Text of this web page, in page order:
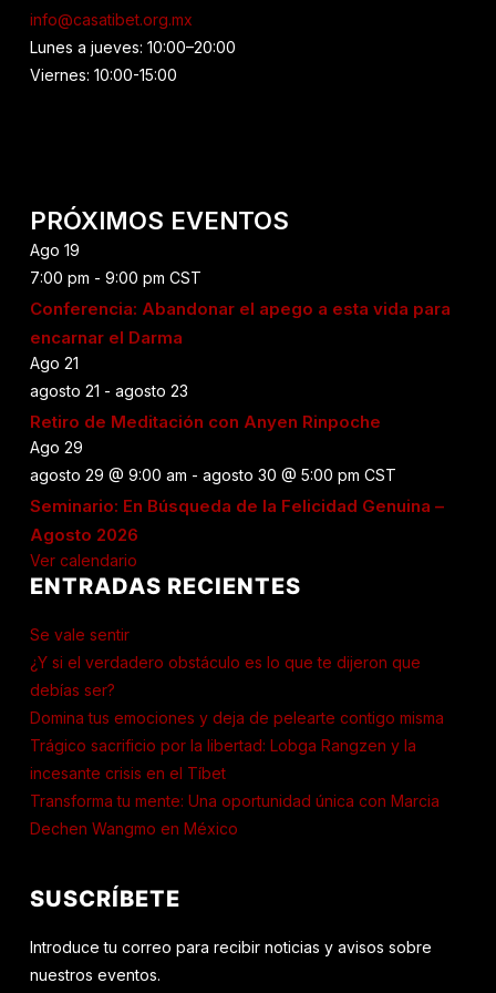
info@casatibet.org.mx
Lunes a jueves: 10:00–20:00
Viernes: 10:00-15:00
PRÓXIMOS EVENTOS
Ago 19
7:00 pm - 9:00 pm CST
Conferencia: Abandonar el apego a esta vida para
encarnar el Darma
Ago 21
agosto 21 - agosto 23
Retiro de Meditación con Anyen Rinpoche
Ago 29
agosto 29 @ 9:00 am - agosto 30 @ 5:00 pm CST
Seminario: En Búsqueda de la Felicidad Genuina –
Agosto 2026
Ver calendario
ENTRADAS RECIENTES
Se vale sentir
¿Y si el verdadero obstáculo es lo que te dijeron que
debías ser?
Domina tus emociones y deja de pelearte contigo misma
Trágico sacrificio por la libertad: Lobga Rangzen y la
incesante crisis en el Tíbet
Transforma tu mente: Una oportunidad única con Marcia
Dechen Wangmo en México
SUSCRÍBETE
Introduce tu correo para recibir noticias y avisos sobre
nuestros eventos.